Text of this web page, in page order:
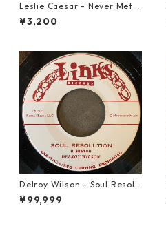
Leslie Caesar - Never Met A
Woman【12-50067】
¥3,200
Delroy Wilson - Soul Resolu
tion【7-21935】
¥99,999